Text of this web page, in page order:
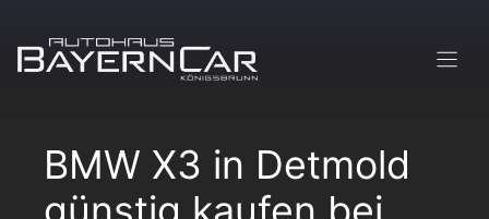
Inhalt
springen
BMW X3 in Detmold